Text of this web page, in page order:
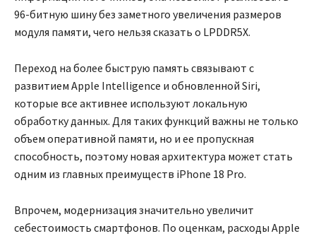
96-битную шину без заметного увеличения размеров
модуля памяти, чего нельзя сказать о LPDDR5X.
Переход на более быструю память связывают с
развитием Apple Intelligence и обновленной Siri,
которые все активнее используют локальную
обработку данных. Для таких функций важны не только
объем оперативной памяти, но и ее пропускная
способность, поэтому новая архитектура может стать
одним из главных преимуществ iPhone 18 Pro.
Впрочем, модернизация значительно увеличит
себестоимость смартфонов. По оценкам, расходы Apple